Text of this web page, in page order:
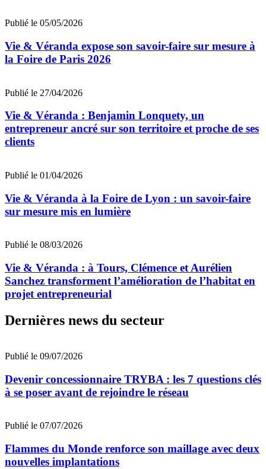
Publié le 05/05/2026
Vie & Véranda expose son savoir-faire sur mesure à
la Foire de Paris 2026
Publié le 27/04/2026
Vie & Véranda : Benjamin Lonquety, un
entrepreneur ancré sur son territoire et proche de ses
clients
Publié le 01/04/2026
Vie & Véranda à la Foire de Lyon : un savoir-faire
sur mesure mis en lumière
Publié le 08/03/2026
Vie & Véranda : à Tours, Clémence et Aurélien
Sanchez transforment l’amélioration de l’habitat en
projet entrepreneurial
Dernières news du secteur
Publié le 09/07/2026
Devenir concessionnaire TRYBA : les 7 questions clés
à se poser avant de rejoindre le réseau
Publié le 07/07/2026
Flammes du Monde renforce son maillage avec deux
nouvelles implantations